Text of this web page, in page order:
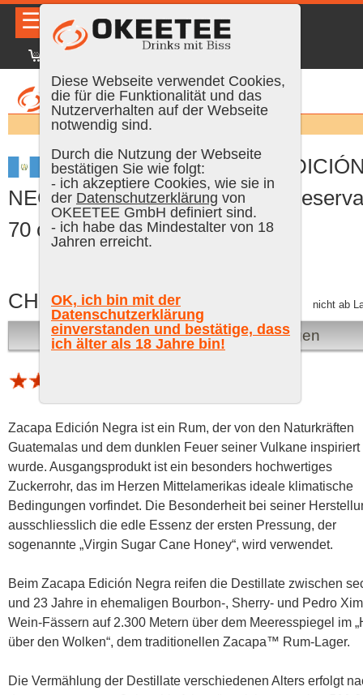
☰ DE FR EN|Anmelden
Suchen:
Ron Zacapa Centenario
NEGRA Sistema Solera Gran
70 cl, 43 % Vol. (Rum)
CHF 99.00 inkl. MWST, gratis Versand nicht ab
Bei Verfügbarkeit benachrichtigen
Zacapa Edición Negra ist ein Rum, der von den Naturkräften
Guatemalas und dem dunklen Feuer seiner Vulkane inspiriert
wurde. Ausgangsprodukt ist ein besonders hochwertiges
Zuckerrohr, das im Herzen Mittelamerikas ideale klimatische
Bedingungen vorfindet. Die Besonderheit bei seiner
ausschliesslich die edle Essenz der ersten Pressung, der
sogenannte „Virgin Sugar Cane Honey“, wird verwendet.
Beim Zacapa Edición Negra reifen die Destillate zwischen
und 23 Jahre in ehemaligen Bourbon-, Sherry- und Pedro
Wein-Fässern auf 2.300 Metern über dem Meeresspiegel im
über den Wolken“, dem traditionellen Zacapa™ Rum-Lager.
Die Vermählung der Destillate verschiedenen Alters erfolgt
Diese Webseite verwendet Cookies,
die für die Funktionalität und das
Nutzerverhalten auf der Webseite
notwendig sind.
Durch die Nutzung der Webseite
bestätigen Sie wie folgt:
- ich akzeptiere Cookies, wie sie in
der Datenschutzerklärung von
OKEETEE GmbH definiert sind.
- ich habe das Mindestalter von 18
Jahren erreicht.
OK, ich bin mit der
Datenschutzerklärung
einverstanden und bestätige, dass
ich älter als 18 Jahre bin!